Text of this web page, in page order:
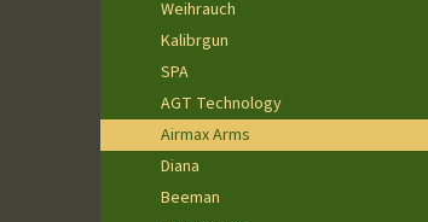
Weihrauch
Kalibrgun
SPA
AGT Technology
Airmax Arms
Diana
Beeman